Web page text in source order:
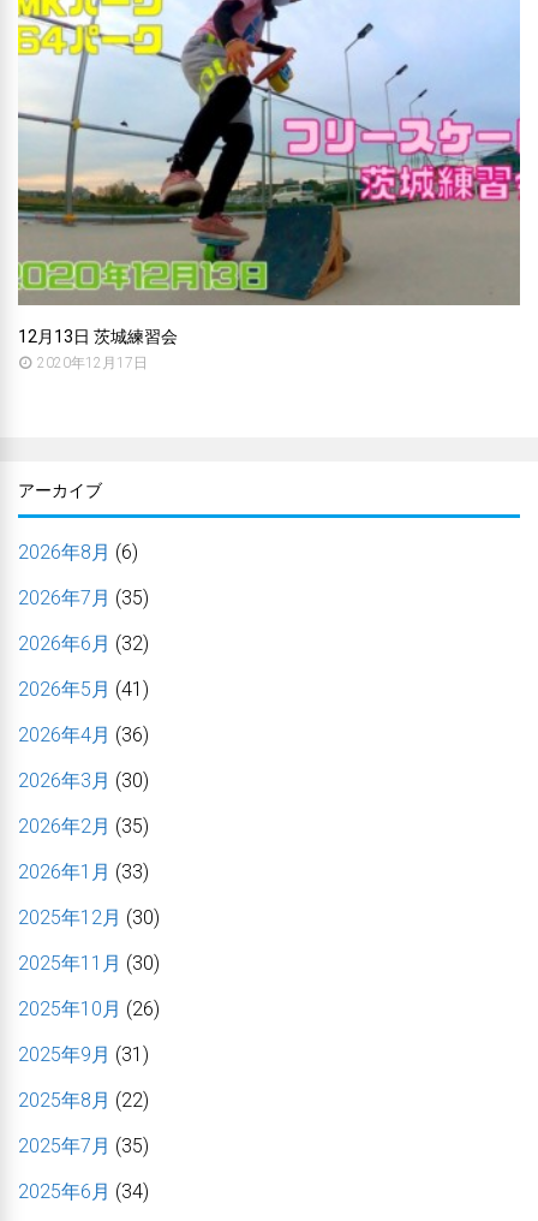
12月13日 茨城練習会
2020年12月17日
アーカイブ
2026年8月 (6)
2026年7月 (35)
2026年6月 (32)
2026年5月 (41)
2026年4月 (36)
2026年3月 (30)
2026年2月 (35)
2026年1月 (33)
2025年12月 (30)
2025年11月 (30)
2025年10月 (26)
2025年9月 (31)
2025年8月 (22)
2025年7月 (35)
2025年6月 (34)